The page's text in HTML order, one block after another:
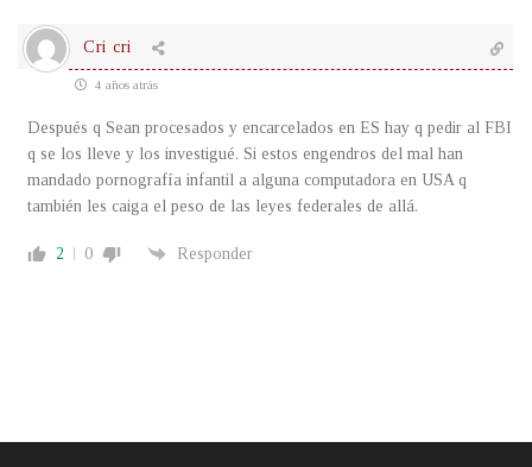
Cri cri
4 años atrás
Después q Sean procesados y encarcelados en ES hay q pedir al FBI
q se los lleve y los investigué. Si estos engendros del mal han
mandado pornografía infantil a alguna computadora en USA q
también les caiga el peso de las leyes federales de allá.
2 0 Responder